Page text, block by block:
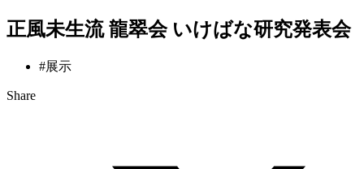
正風未生流 龍翠会 いけばな研究発表会
#展示
Share